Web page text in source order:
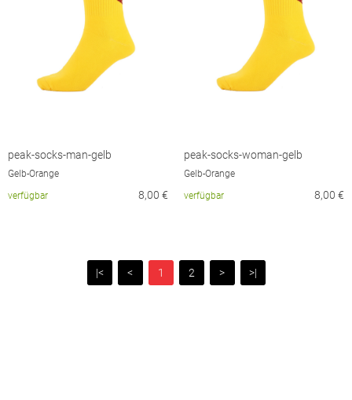
peak-socks-man-gelb
Gelb-Orange
verfügbar
8,00 €
peak-socks-woman-gelb
Gelb-Orange
verfügbar
8,00 €
|< < 1 2 > >|